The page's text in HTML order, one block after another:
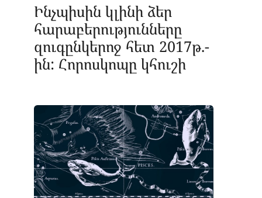
Ինչպիսին կլինի ձեր
հարաբերությունները
զուգընկերոջ հետ 2017թ.-
ին: Հորոսկոպը կհուշի